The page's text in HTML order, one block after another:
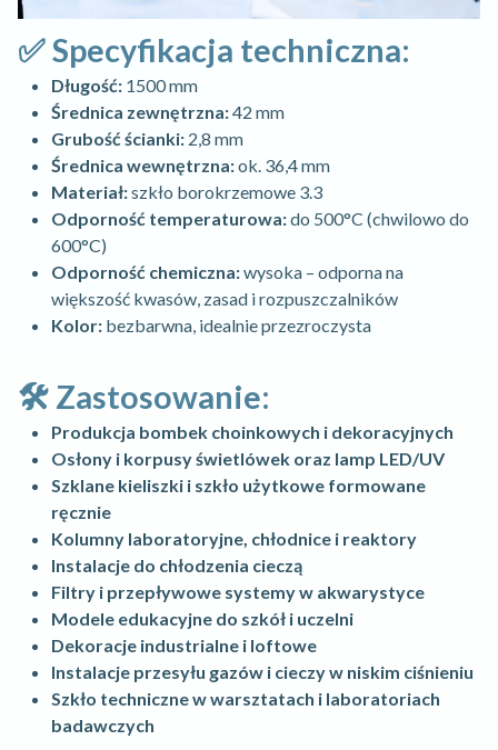
✅ Specyfikacja techniczna:
Długość: 1500 mm
Średnica zewnętrzna:42 mm
Grubość ścianki: 2,8 mm
Średnica wewnętrzna:ok. 36,4 mm
Materiał:szkło borokrzemowe 3.3
Odporność temperaturowa:do 500°C (chwilowo do
600°C)
Odporność chemiczna:wysoka – odporna na
większość kwasów, zasad i rozpuszczalników
Kolor: bezbarwna, idealnie przezroczysta
🛠️ Zastosowanie:
Produkcja bombek choinkowych i dekoracyjnych
Osłony i korpusy świetlówek oraz lamp LED/UV
Szklane kieliszki i szkło użytkowe formowane
ręcznie
Kolumny laboratoryjne, chłodnice i reaktory
Instalacje do chłodzenia cieczą
Filtry i przepływowe systemy w akwarystyce
Modele edukacyjne do szkół i uczelni
Dekoracje industrialne i loftowe
Instalacje przesyłu gazów i cieczy w niskim ciśnieniu
Szkło techniczne w warsztatach i laboratoriach
badawczych